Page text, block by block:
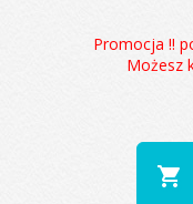
Promocja !!
Możesz
shopping_cart